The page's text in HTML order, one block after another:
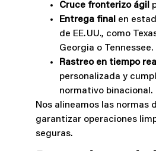
Cruce fronterizo ágil
Entrega final en
de EE. UU., como
Georgia o Tennessee.
Rastreo en tiempo real
personalizada y
normativo binacional.
Nos alineamos las normas
garantizar operaciones
seguras.